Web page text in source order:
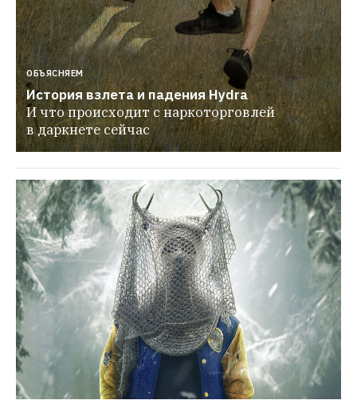
ОБЪЯСНЯЕМ
История взлета и падения Hydra
И что происходит с наркоторговлей
в даркнете сейчас